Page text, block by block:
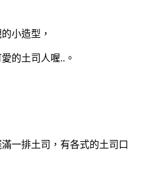
小造型，
的土司人喔..。
一排土司，有各式的土司口